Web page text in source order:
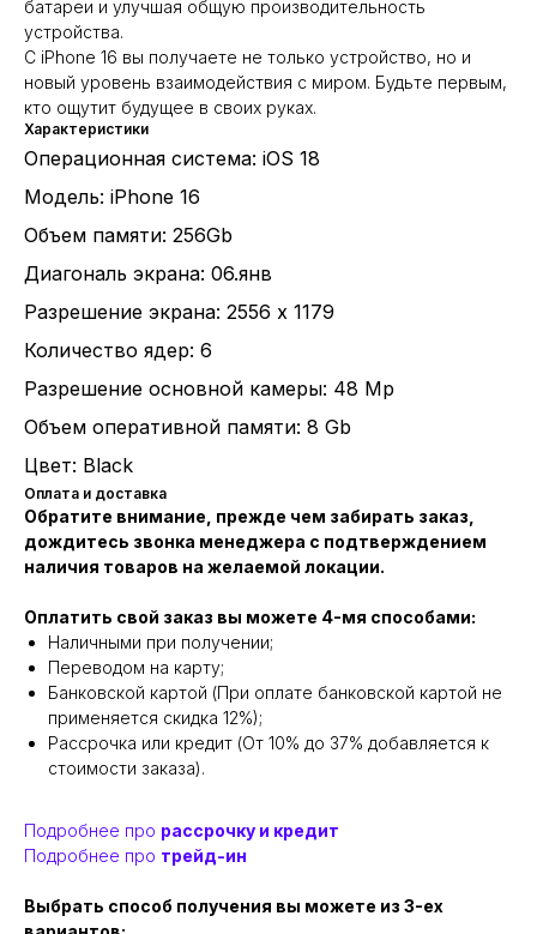
батареи и улучшая общую производительность
устройства.
С iPhone 16 вы получаете не только устройство, но и
новый уровень взаимодействия с миром. Будьте первым,
кто ощутит будущее в своих руках.
Характеристики
Операционная система: iOS 18
Модель: iPhone 16
Объем памяти: 256Gb
Диагональ экрана: 06.янв
Разрешение экрана: 2556 x 1179
Количество ядер: 6
Разрешение основной камеры: 48 Mp
Объем оперативной памяти: 8 Gb
Цвет: Black
Оплата и доставка
Обратите внимание, прежде чем забирать заказ,
дождитесь звонка менеджера с подтверждением
наличия товаров на желаемой локации.
Оплатить свой заказ вы можете 4-мя способами:
Наличными при получении;
Переводом на карту;
Банковской картой (При оплате банковской картой не
применяется скидка 12%);
Рассрочка или кредит (От 10% до 37% добавляется к
стоимости заказа).
Подробнее про рассрочку и кредит
Подробнее про трейд-ин
Выбрать способ получения вы можете из 3-ех